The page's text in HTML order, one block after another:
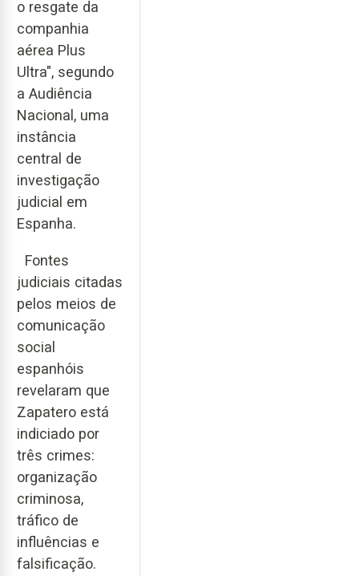
o resgate da
companhia
aérea Plus
Ultra", segundo
a Audiência
Nacional, uma
instância
central de
investigação
judicial em
Espanha.
Fontes
judiciais citadas
pelos meios de
comunicação
social
espanhóis
revelaram que
Zapatero está
indiciado por
três crimes:
organização
criminosa,
tráfico de
influências e
falsificação.